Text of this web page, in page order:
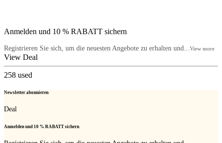
Anmelden und 10 % RABATT sichern
Registrieren Sie sich, um die neuesten Angebote zu erhalten und...View more
View Deal
258 used
Newsletter abonnieren
Deal
Anmelden und 10 % RABATT sichern